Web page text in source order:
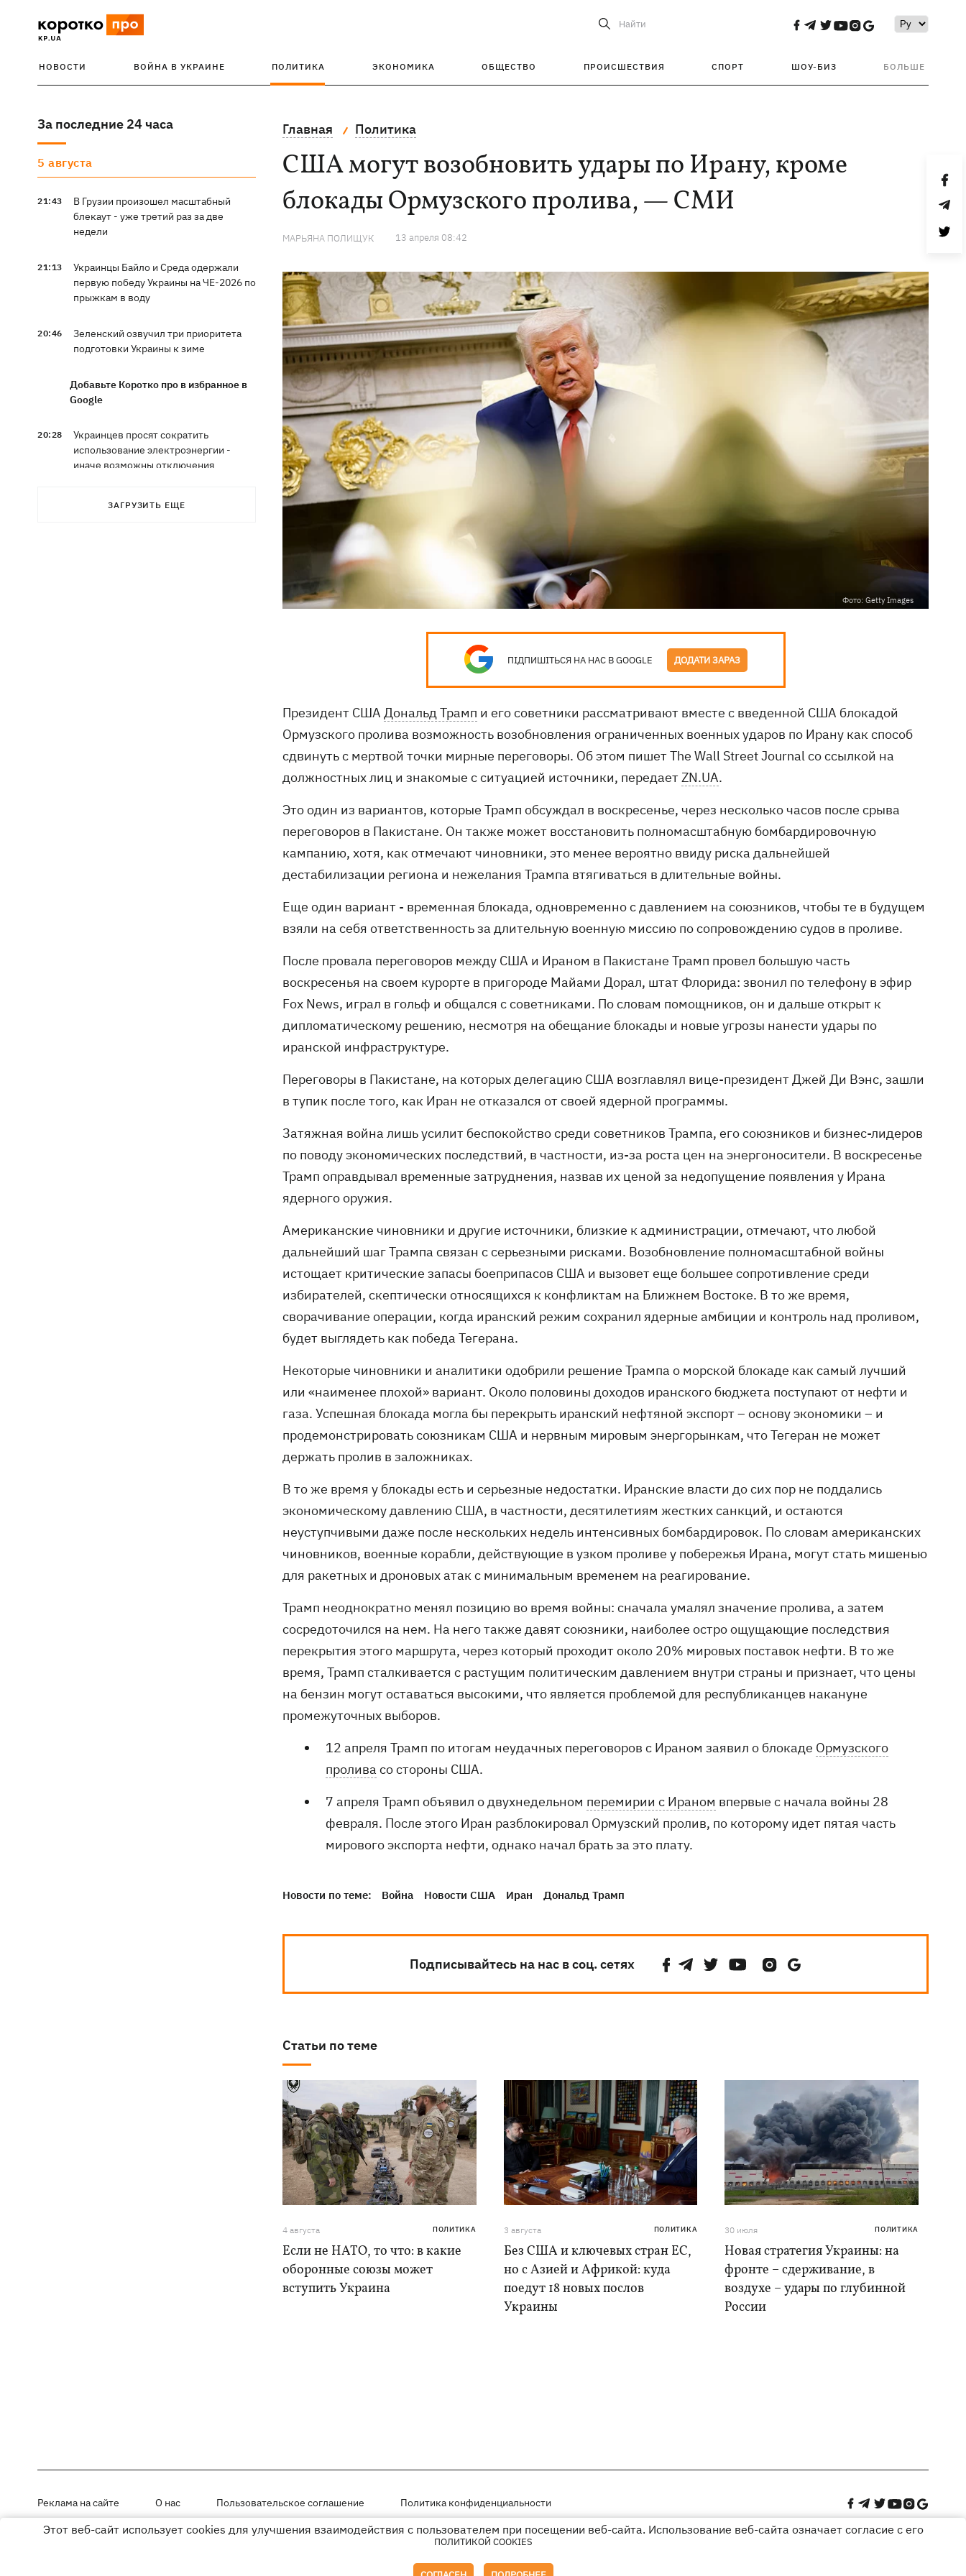
Найти
НОВОСТИ ВОЙНА В УКРАИНЕ ПОЛИТИКА ЭКОНОМИКА ОБЩЕСТВО ПРОИСШЕСТВИЯ СПОРТ ШОУ-БИЗ БОЛЬШЕ
За последние 24 часа
5 августа
21:43
В Грузии произошел масштабный
блекаут - уже третий раз за две
недели
21:13
Украинцы Байло и Среда одержали
первую победу Украины на ЧЕ-2026 по
прыжкам в воду
20:46
Зеленский озвучил три приоритета
подготовки Украины к зиме
Добавьте Коротко про в избранное в
Google
20:28
Украинцев просят сократить
использование электроэнергии -
иначе возможны отключения
Тайский футболист погиб от удара
ЗАГРУЗИТЬ ЕЩЕ
Главная Политика
США могут возобновить удары по Ирану, кроме
блокады Ормузского пролива, — СМИ
МАРЬЯНА ПОЛИЩУК 13 апреля 08:42
Фото: Getty Images
ПІДПИШІТЬСЯ НА НАС В GOOGLE ДОДАТИ ЗАРАЗ
Президент США Дональд Трамп и его советники рассматривают вместе с введенной США блокадой
Ормузского пролива возможность возобновления ограниченных военных ударов по Ирану как способ
сдвинуть с мертвой точки мирные переговоры. Об этом пишет The Wall Street Journal со ссылкой на
должностных лиц и знакомые с ситуацией источники, передаетZN.UA.
Это один из вариантов, которые Трамп обсуждал в воскресенье, через несколько часов после срыва
переговоров в Пакистане. Он также может восстановить полномасштабную бомбардировочную
кампанию, хотя, как отмечают чиновники, это менее вероятно ввиду риска дальнейшей
дестабилизации региона и нежелания Трампа втягиваться в длительные войны.
Еще один вариант - временная блокада, одновременно с давлением на союзников, чтобы те в будущем
взяли на себя ответственность за длительную военную миссию по сопровождению судов в проливе.
После провала переговоров между США и Ираном в Пакистане Трамп провел большую часть
воскресенья на своем курорте в пригороде Майами Дорал, штат Флорида: звонил по телефону в эфир
Fox News, играл в гольф и общался с советниками. По словам помощников, он и дальше открыт к
дипломатическому решению, несмотря на обещание блокады и новые угрозы нанести удары по
иранской инфраструктуре.
Переговоры в Пакистане, на которых делегацию США возглавлял вице-президент Джей Ди Вэнс, зашли
в тупик после того, как Иран не отказался от своей ядерной программы.
Затяжная война лишь усилит беспокойство среди советников Трампа, его союзников и бизнес-лидеров
по поводу экономических последствий, в частности, из-за роста цен на энергоносители. В воскресенье
Трамп оправдывал временные затруднения, назвав их ценой за недопущение появления у Ирана
ядерного оружия.
Американские чиновники и другие источники, близкие к администрации, отмечают, что любой
дальнейший шаг Трампа связан с серьезными рисками. Возобновление полномасштабной войны
истощает критические запасы боеприпасов США и вызовет еще большее сопротивление среди
избирателей, скептически относящихся к конфликтам на Ближнем Востоке. В то же время,
сворачивание операции, когда иранский режим сохранил ядерные амбиции и контроль над проливом,
будет выглядеть как победа Тегерана.
Некоторые чиновники и аналитики одобрили решение Трампа о морской блокаде как самый лучший
или «наименее плохой» вариант. Около половины доходов иранского бюджета поступают от нефти и
газа. Успешная блокада могла бы перекрыть иранский нефтяной экспорт – основу экономики – и
продемонстрировать союзникам США и нервным мировым энергорынкам, что Тегеран не может
держать пролив в заложниках.
В то же время у блокады есть и серьезные недостатки. Иранские власти до сих пор не поддались
экономическому давлению США, в частности, десятилетиям жестких санкций, и остаются
неуступчивыми даже после нескольких недель интенсивных бомбардировок. По словам американских
чиновников, военные корабли, действующие в узком проливе у побережья Ирана, могут стать мишенью
для ракетных и дроновых атак с минимальным временем на реагирование.
Трамп неоднократно менял позицию во время войны: сначала умалял значение пролива, а затем
сосредоточился на нем. На него также давят союзники, наиболее остро ощущающие последствия
перекрытия этого маршрута, через который проходит около 20% мировых поставок нефти. В то же
время, Трамп сталкивается с растущим политическим давлением внутри страны и признает, что цены
на бензин могут оставаться высокими, что является проблемой для республиканцев накануне
промежуточных выборов.
12 апреля Трамп по итогам неудачных переговоров с Ираном заявил о блокаде Ормузского
пролива со стороны США.
7 апреля Трамп объявил о двухнедельном перемирии с Ираном впервые с начала войны 28
февраля. После этого Иран разблокировал Ормузский пролив, по которому идет пятая часть
мирового экспорта нефти, однако начал брать за это плату.
Новости по теме: Война Новости США Иран Дональд Трамп
Подписывайтесь на нас в соц. сетях
Статьи по теме
4 августа ПОЛИТИКА
Если не НАТО, то что: в какие
оборонные союзы может
вступить Украина
3 августа ПОЛИТИКА
Без США и ключевых стран ЕС,
но с Азией и Африкой: куда
поедут 18 новых послов
Украины
30 июля ПОЛИТИКА
Новая стратегия Украины: на
фронте – сдерживание, в
воздухе – удары по глубинной
России
Реклама на сайте О нас Пользовательское соглашение Политика конфиденциальности
Материалы под рубриками «Новости компании», «PR» и «Факт» размещены на правах рекламы
Этот веб-сайт использует cookies для улучшения взаимодействия с пользователем при посещении веб-сайта. Использование веб-сайта означает согласие с его
ПОЛИТИКОЙ COOKIES